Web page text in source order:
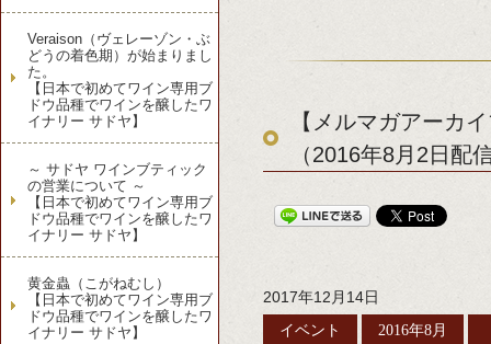
【メルマガアーカ
（2016年8月2日配
2017年12月14日
イベント 2016年8月
Veraison（ヴェレーゾン・ぶ
どうの着色期）が始まりまし
た。
【日本で初めてワイン専用ブ
ドウ品種でワインを醸したワ
イナリー サドヤ】
～ サドヤ ワインブティック
の営業について ～
【日本で初めてワイン専用ブ
ドウ品種でワインを醸したワ
イナリー サドヤ】
黄金蟲（こがねむし）
【日本で初めてワイン専用ブ
ドウ品種でワインを醸したワ
イナリー サドヤ】